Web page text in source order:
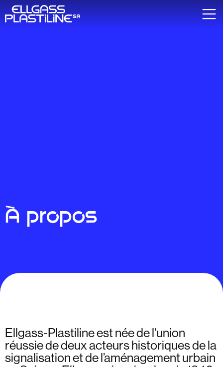
À propos
Ellgass-Plastiline est née de l'union
réussie de deux acteurs historiques de la
signalisation et de l’aménagement urbain